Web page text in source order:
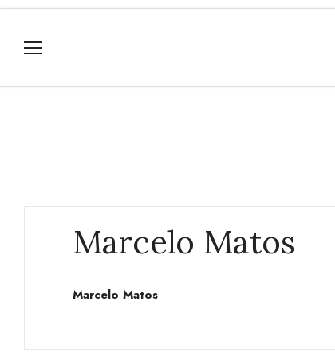
Marcelo Matos
Marcelo Matos